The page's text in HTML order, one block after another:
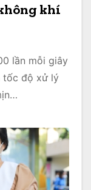
khí
lần mỗi giây
tốc độ xử lý